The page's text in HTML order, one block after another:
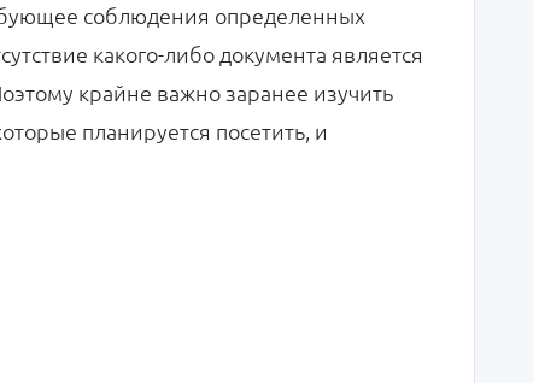
соблюдения определенных
какого-либо документа является
крайне важно заранее изучить
планируется посетить, и